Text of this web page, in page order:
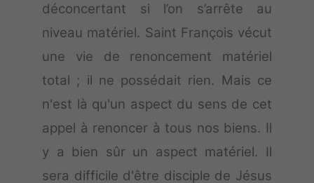
déconcertant si l’on s’arrête au
niveau matériel. Saint François vécut
une vie de renoncement matériel
total ; il ne possédait rien. Mais ce
n'est là qu'un aspect du sens de cet
appel à renoncer à tous nos biens. Il
y a bien sûr un aspect matériel. Il
sera difficile d'être disciple de Jésus